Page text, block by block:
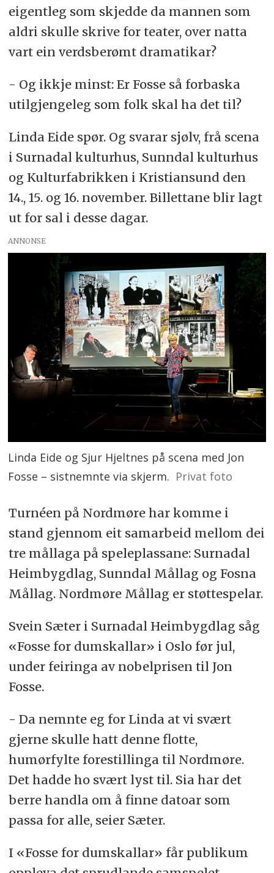
eigentleg som skjedde da mannen som
aldri skulle skrive for teater, over natta
vart ein verdsberømt dramatikar?
- Og ikkje minst: Er Fosse så forbaska
utilgjengeleg som folk skal ha det til?
Linda Eide spør. Og svarar sjølv, frå scena
i Surnadal kulturhus, Sunndal kulturhus
og Kulturfabrikken i Kristiansund den
14., 15. og 16. november. Billettane blir lagt
ut for sal i desse dagar.
ANNONSE
Linda Eide og Sjur Hjeltnes på scena med Jon
Fosse – sistnemnte via skjerm. Privat foto
Turnéen på Nordmøre har komme i
stand gjennom eit samarbeid mellom dei
tre mållaga på speleplassane: Surnadal
Heimbygdlag, Sunndal Mållag og Fosna
Mållag. Nordmøre Mållag er støttespelar.
Svein Sæter i Surnadal Heimbygdlag såg
«Fosse for dumskallar» i Oslo før jul,
under feiringa av nobelprisen til Jon
Fosse.
- Da nemnte eg for Linda at vi svært
gjerne skulle hatt denne flotte,
humørfylte forestillinga til Nordmøre.
Det hadde ho svært lyst til. Sia har det
berre handla om å finne datoar som
passa for alle, seier Sæter.
I «Fosse for dumskallar» får publikum